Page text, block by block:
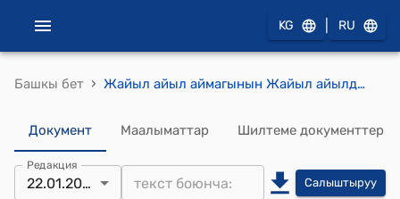
KG RU
Башкы бет › Жайыл айыл аймагынын Жайыл айылдык кеңешинин 2025-жылдын 22-январы № 5 "2025-2027-жылдарга карата Жайыл айыл аймагынын социалдык-экономикалык өнүктүрүү программасын бекитүү жөнүндө" токтому
Документ Маалыматтар Шилтеме документтер
Редакция
22.01.2025 Салыштыруу